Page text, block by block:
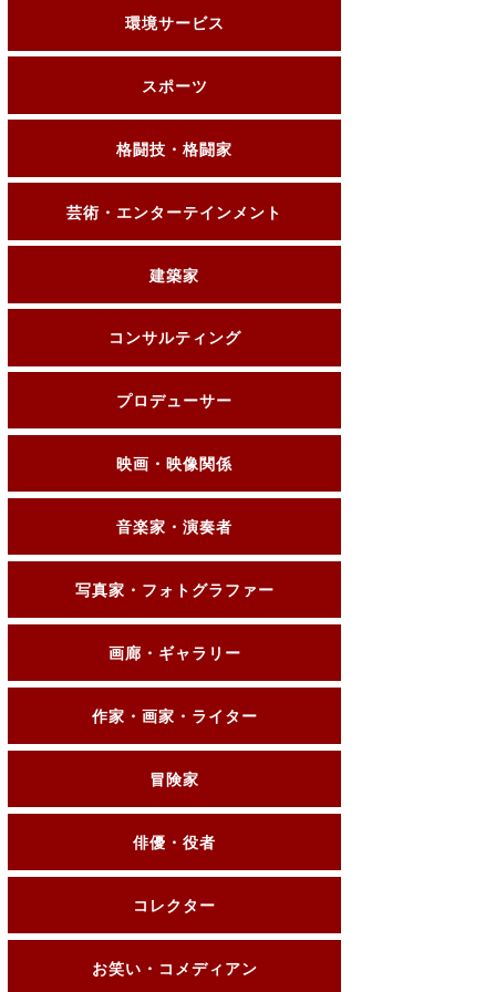
環境サービス
スポーツ
格闘技・格闘家
芸術・エンターテインメント
建築家
コンサルティング
プロデューサー
映画・映像関係
音楽家・演奏者
写真家・フォトグラファー
画廊・ギャラリー
作家・画家・ライター
冒険家
俳優・役者
コレクター
お笑い・コメディアン